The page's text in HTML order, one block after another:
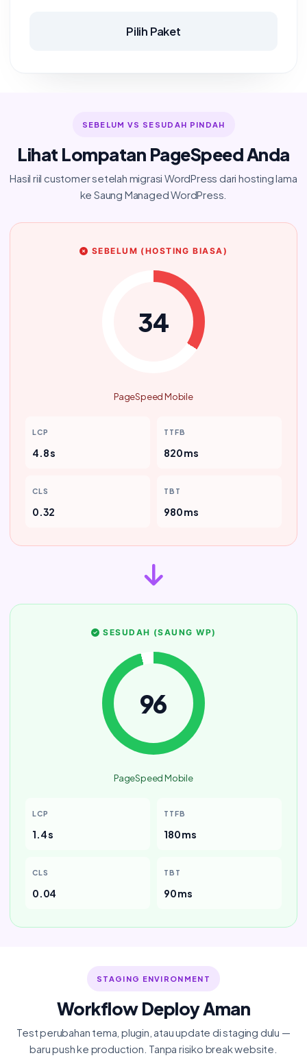
Pilih Paket
SEBELUM VS SESUDAH PINDAH
Lihat Lompatan PageSpeed Anda
Hasil riil customer setelah migrasi WordPress dari hosting lama
ke Saung Managed WordPress.
SEBELUM (HOSTING BIASA)
34
PageSpeed Mobile
LCP
4.8 s
TTFB
820 ms
CLS
0.32
TBT
980 ms
SESUDAH (SAUNG WP)
96
PageSpeed Mobile
LCP
1.4 s
TTFB
180 ms
CLS
0.04
TBT
90 ms
STAGING ENVIRONMENT
Workflow Deploy Aman
Test perubahan tema, plugin, atau update di staging dulu —
baru push ke production. Tanpa risiko break website.